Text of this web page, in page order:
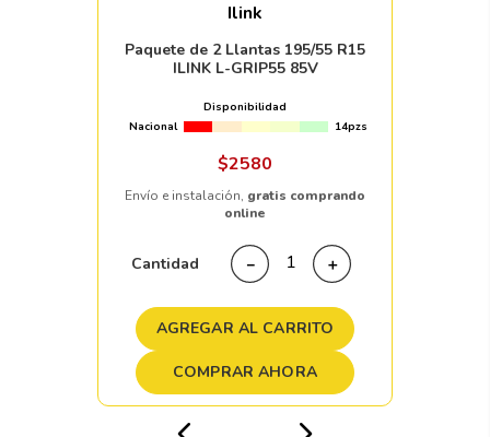
Ilink
Paquete de 2 Llantas 195/55 R15
ILINK L-GRIP55 85V
Disponibilidad
Nacional
14pzs
$2580
Envío e instalación, gratis comprando
online
Cantidad ＋
－
AGREGAR AL CARRITO
COMPRAR AHORA